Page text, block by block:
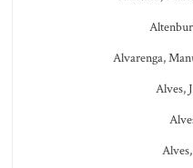
Alvarenga,
Alves,